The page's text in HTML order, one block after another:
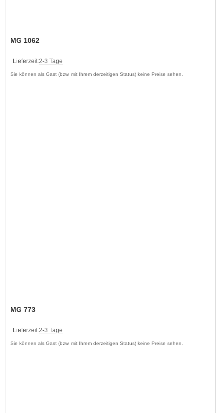
MG 1062
Lieferzeit:2-3 Tage
Sie können als Gast (bzw. mit Ihrem derzeitigen Status) keine Preise sehen.
MG 773
Lieferzeit:2-3 Tage
Sie können als Gast (bzw. mit Ihrem derzeitigen Status) keine Preise sehen.